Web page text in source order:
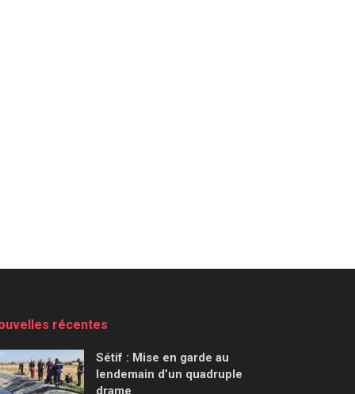
récentes
Sétif : Mise en garde au
lendemain d’un quadruple
drame